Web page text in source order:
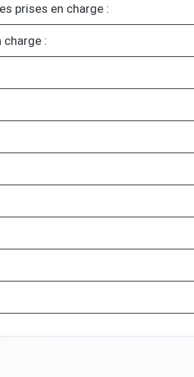
prises en charge :
charge :